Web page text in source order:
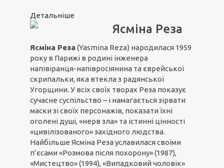
Детальніше
Ясміна Реза
Ясміна Реза (Yasmina Reza) народилася 1959
року в Парижі в родині інженера
напівіранця-напівросіянина та єврейської
скрипальки, яка втекла з радянської
Угорщини. У всіх своїх творах Реза показує
сучасне суспільство – і намагається зірвати
маски зі своїх персонажів, показати їхні
оголені душі, «нерв зла» та істинні цінності
«цивілізованого» західного людства.
Найбільше Ясміна Реза уславилася своїми
п’єсами «Розмова після похорону» (1987),
«Мистецтво» (1994), «Випадковий чоловік»